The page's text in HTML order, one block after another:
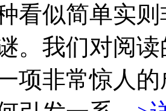
看似简单实
。我们对阅
项非常惊人